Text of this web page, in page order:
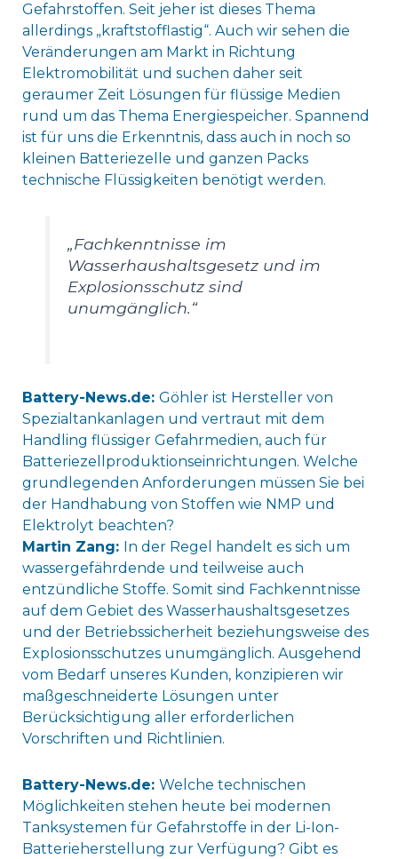
Gefahrstoffen. Seit jeher ist dieses Thema
allerdings „kraftstofflastig“. Auch wir sehen die
Veränderungen am Markt in Richtung
Elektromobilität und suchen daher seit
geraumer Zeit Lösungen für flüssige Medien
rund um das Thema Energiespeicher. Spannend
ist für uns die Erkenntnis, dass auch in noch so
kleinen Batteriezelle und ganzen Packs
technische Flüssigkeiten benötigt werden.
„Fachkenntnisse im
Wasserhaushaltsgesetz und im
Explosionsschutz sind
unumgänglich.“
Battery-News.de: Göhler ist Hersteller von
Spezialtankanlagen und vertraut mit dem
Handling flüssiger Gefahrmedien, auch für
Batteriezellproduktionseinrichtungen. Welche
grundlegenden Anforderungen müssen Sie bei
der Handhabung von Stoffen wie NMP und
Elektrolyt beachten?
Martin Zang: In der Regel handelt es sich um
wassergefährdende und teilweise auch
entzündliche Stoffe. Somit sind Fachkenntnisse
auf dem Gebiet des Wasserhaushaltsgesetzes
und der Betriebssicherheit beziehungsweise des
Explosionsschutzes unumgänglich. Ausgehend
vom Bedarf unseres Kunden, konzipieren wir
maßgeschneiderte Lösungen unter
Berücksichtigung aller erforderlichen
Vorschriften und Richtlinien.
Battery-News.de: Welche technischen
Möglichkeiten stehen heute bei modernen
Tanksystemen für Gefahrstoffe in der Li-Ion-
Batterieherstellung zur Verfügung? Gibt es